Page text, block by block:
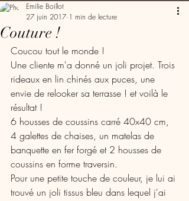
Couture !
Emilie Boillot
27 juin 2017 1 min de lecture
Coucou tout le monde !
Une cliente m'a donné un joli projet. Trois
rideaux en lin chinés aux puces, une
envie de relooker sa terrasse ! et voilà le
résultat !
6 housses de coussins carré 40x40 cm,
4 galettes de chaises, un matelas de
banquette en fer forgé et 2 housses de
coussins en forme traversin.
Pour une petite touche de couleur, je lui ai
trouvé un joli tissus bleu dans lequel j'ai